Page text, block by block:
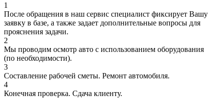
1
После обращения в наш сервис специалист фиксирует Вашу
заявку в базе, а также задает дополнительные вопросы для
прояснения задачи.
2
Мы проводим осмотр авто с использованием оборудования
(по необходимости).
3
Составление рабочей сметы. Ремонт автомобиля.
4
Конечная проверка. Сдача клиенту.